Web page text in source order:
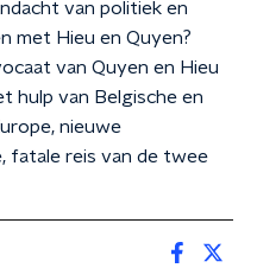
van politiek en
met Hieu en Quyen?
van Quyen en Hieu
hulp van Belgische en
nieuwe
fatale reis van de twee